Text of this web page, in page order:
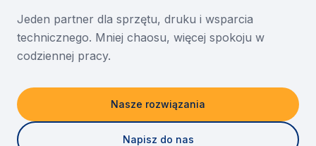
O nas
Kontakt
Jeden partner dla sprzętu, druku i wsparcia
technicznego. Mniej chaosu, więcej spokoju w
codziennej pracy.
Nasze rozwiązania
Napisz do nas